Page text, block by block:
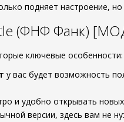
подняет настроение,
(ФНФ Фанк)
ключевые особенности:
у вас будет возможность
и удобно открывать
версии, здесь вам не